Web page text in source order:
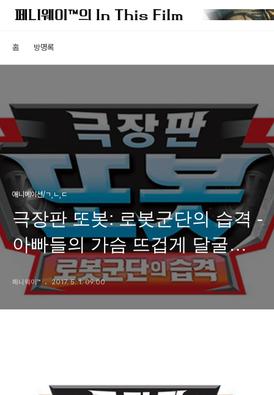
홈 방명록
애니메이션/ㄱ,ㄴ,ㄷ
극장판 또봇: 로봇군단의 습격 -
아빠들의 가슴 뜨겁게 달굴
로봇 애니메이션
페니웨이™ 2017. 5. 1. 09:00